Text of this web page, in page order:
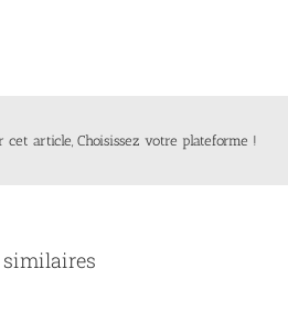
cet article, Choisissez votre plateforme !